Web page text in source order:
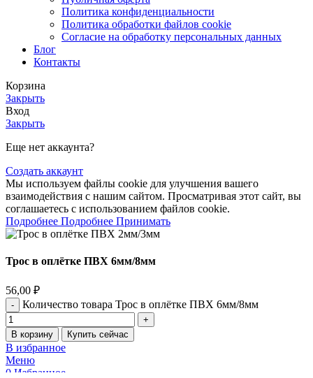
Политика конфиденциальности
Политика обработки файлов cookie
Согласие на обработку персональных данных
Блог
Контакты
Корзина
Закрыть
Вход
Закрыть
Еще нет аккаунта?
Создать аккаунт
Мы используем файлы cookie для улучшения вашего
взаимодействия с нашим сайтом. Просматривая этот сайт, вы
соглашаетесь с использованием файлов cookie.
Подробнее Подробнее Принимать
Трос в оплётке ПВХ 6мм/8мм
56,00 ₽
Количество товара Трос в оплётке ПВХ 6мм/8мм
В корзину Купить сейчас
В избранное
Меню
0 Избранное